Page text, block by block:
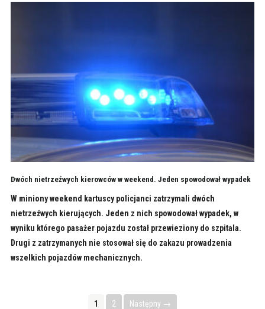
Dwóch nietrzeźwych kierowców w weekend. Jeden spowodował wypadek
W miniony weekend kartuscy policjanci zatrzymali dwóch
nietrzeźwych kierujących. Jeden z nich spowodował wypadek, w
wyniku którego pasażer pojazdu został przewieziony do szpitala.
Drugi z zatrzymanych nie stosował się do zakazu prowadzenia
wszelkich pojazdów mechanicznych.
1 2 Następny →